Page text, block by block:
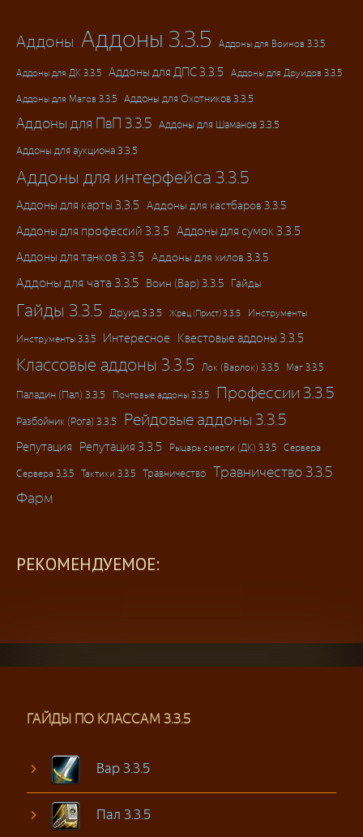
Аддоны Аддоны 3.3.5 Аддоны для Воинов 3.3.5
Аддоны для ДК 3.3.5 Аддоны для ДПС 3.3.5 Аддоны для Друидов 3.3.5
Аддоны для Магов 3.3.5 Аддоны для Охотников 3.3.5
Аддоны для ПвП 3.3.5 Аддоны для Шаманов 3.3.5
Аддоны для аукциона 3.3.5
Аддоны для интерфейса 3.3.5
Аддоны для карты 3.3.5 Аддоны для кастбаров 3.3.5
Аддоны для профессий 3.3.5 Аддоны для сумок 3.3.5
Аддоны для танков 3.3.5 Аддоны для хилов 3.3.5
Аддоны для чата 3.3.5 Воин (Вар) 3.3.5 Гайды
Гайды 3.3.5 Друид 3.3.5 Жрец (Прист) 3.3.5 Инструменты
Инструменты 3.3.5 Интересное Квестовые аддоны 3.3.5
Классовые аддоны 3.3.5 Лок (Варлок) 3.3.5 Маг 3.3.5
Паладин (Пал) 3.3.5 Почтовые аддоны 3.3.5 Профессии 3.3.5
Разбойник (Рога) 3.3.5 Рейдовые аддоны 3.3.5
Репутация Репутация 3.3.5 Рыцарь смерти (ДК) 3.3.5 Сервера
Сервера 3.3.5 Тактики 3.3.5 Травничество Травничество 3.3.5
Фарм
РЕКОМЕНДУЕМОЕ:
ГАЙДЫ ПО КЛАССАМ 3.3.5
Вар 3.3.5
Пал 3.3.5